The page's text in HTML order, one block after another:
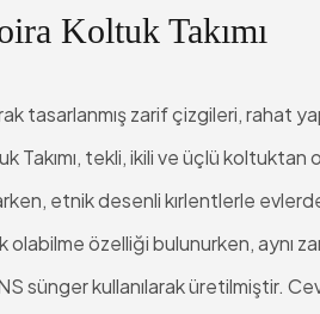
Koltuk Takımı
tasarlanmış zarif çizgileri, rahat
Takımı, tekli, ikili ve üçlü
etnik desenli kırlentlerle
özelliği bulunurken, aynı
kullanılarak üretilmiştir.